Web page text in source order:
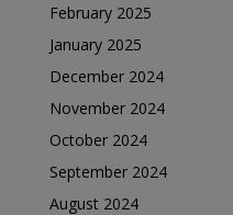
February 2025
January 2025
December 2024
November 2024
October 2024
September 2024
August 2024